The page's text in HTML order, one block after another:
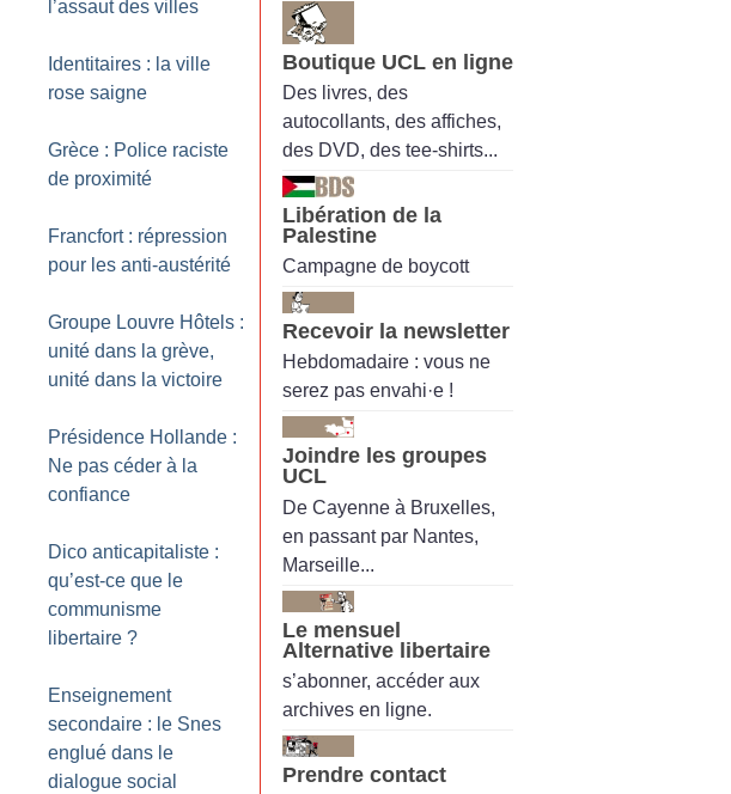
l’assaut des villes
Identitaires : la ville
rose saigne
Grèce : Police raciste
de proximité
Francfort : répression
pour les anti-austérité
Groupe Louvre Hôtels :
unité dans la grève,
unité dans la victoire
Présidence Hollande :
Ne pas céder à la
confiance
Dico anticapitaliste :
qu’est-ce que le
communisme
libertaire ?
Enseignement
secondaire : le Snes
englué dans le
dialogue social
Boutique UCL en ligne
Des livres, des
autocollants, des affiches,
des DVD, des tee-shirts...
Libération de la
Palestine
Campagne de boycott
Recevoir la newsletter
Hebdomadaire : vous ne
serez pas envahi·e !
Joindre les groupes
UCL
De Cayenne à Bruxelles,
en passant par Nantes,
Marseille...
Le mensuel
Alternative libertaire
s’abonner, accéder aux
archives en ligne.
Prendre contact